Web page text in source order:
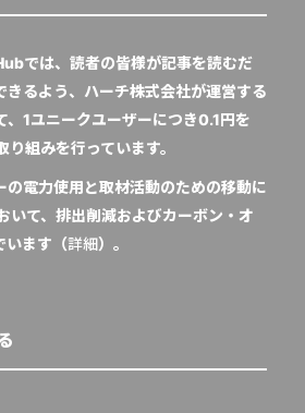
では、読者の皆様が記事を読むだ
きるよう、ハーチ株式会社が運営する
、1ユニークユーザーにつき0.1円を
組みを行っています。
の電力使用と取材活動のための移動に
いて、排出削減およびカーボン・オ
います（詳細）。